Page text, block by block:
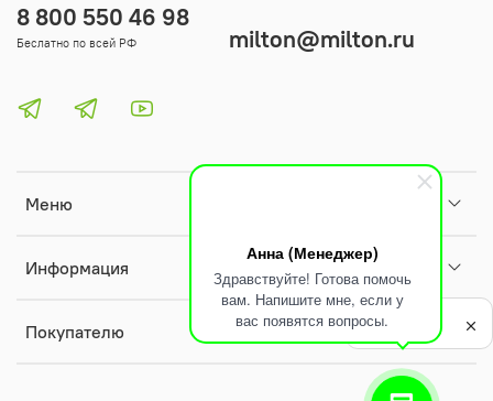
Анна (Менеджер)
Здравствуйте! Готова помочь
вам. Напишите мне, если у
вас появятся вопросы.
Меню
Информация
Покупателю
8 800 550 46 98
Беслатно по всей РФ milton@milton.ru
Политика
обработки